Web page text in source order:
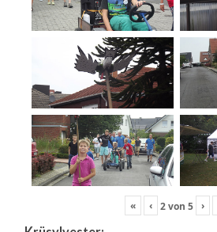
« ‹ 2von 5 ›